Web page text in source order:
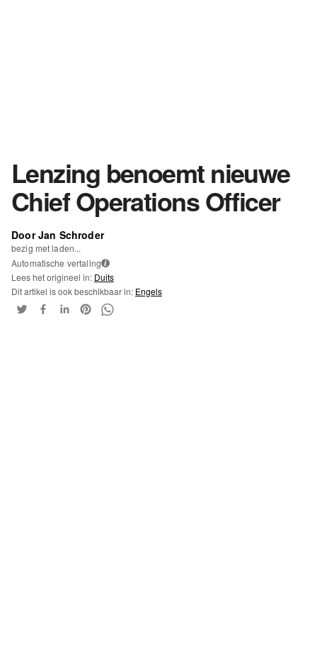
Lenzing benoemt nieuwe
Chief Operations Officer
Door Jan Schroder
bezig met laden...
Automatische vertaling i
Lees het origineel in: Duits
Dit artikel is ook beschikbaar in: Engels